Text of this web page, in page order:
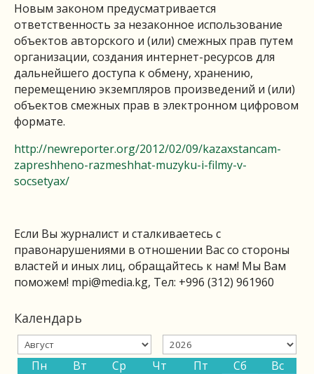
Новым законом предусматривается
ответственность за незаконное использование
объектов авторского и (или) смежных прав путем
организации, создания интернет-ресурсов для
дальнейшего доступа к обмену, хранению,
перемещению экземпляров произведений и (или)
объектов смежных прав в электронном цифровом
формате.
http://newreporter.org/2012/02/09/kazaxstancam-
zapreshheno-razmeshhat-muzyku-i-filmy-v-
socsetyax/
Если Вы журналист и сталкиваетесь с
правонарушениями в отношении Вас со стороны
властей и иных лиц, обращайтесь к нам! Мы Вам
поможем! mpi@media.kg, Тел: +996 (312) 961960
Календарь
Пн Вт Ср Чт Пт Сб
Вс